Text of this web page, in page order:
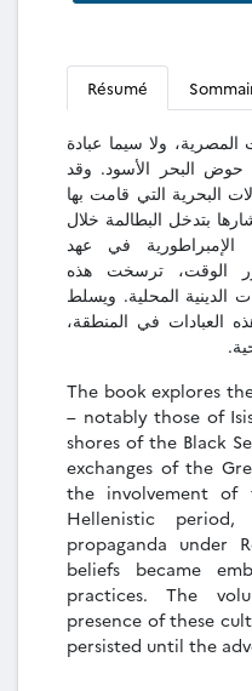
Résumé
المصرية، ولا سيما عبادة
البحر الأسود. وقد
البحرية التي قامت بها
بتدخل البطالمة خلال
الإمبراطورية في عهد
الوقت، ترسخت هذه
الدينية المحلية. ويسلط
العبادات في المنطقة،
The book explores
– notably those of
shores of the Black
exchanges of the
the involvement of
Hellenistic
propaganda under
beliefs became
practices. The
presence of these
persisted until the